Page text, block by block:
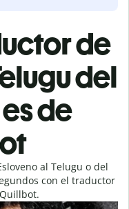
de
del
de
al Telugu o del
con el traductor